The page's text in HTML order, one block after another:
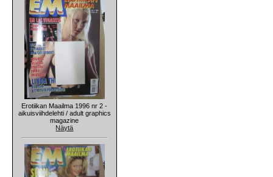
Erotiikan Maailma 1996 nr 2 -
aikuisviihdelehti / adult graphics
magazine
Näytä